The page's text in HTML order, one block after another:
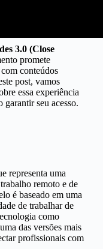
3.0 (Close
promete
conteúdos
post, vamos
essa experiência
garantir seu acesso.
representa uma
remoto e de
é baseado em uma
de trabalhar de
como
das versões mais
profissionais com